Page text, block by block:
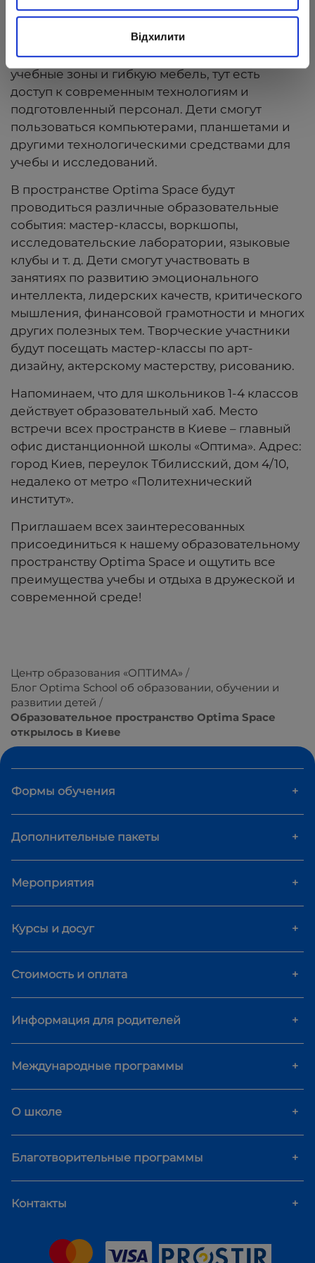
Відхилити
Space
Пространство включает разнообразные
учебные зоны и гибкую мебель, тут есть
доступ к современным технологиям и
подготовленный персонал. Дети смогут
пользоваться компьютерами, планшетами и
другими технологическими средствами для
учебы и исследований.
В пространстве Optima Space будут
проводиться различные образовательные
события: мастер-классы, воркшопы,
исследовательские лаборатории, языковые
клубы и т. д. Дети смогут участвовать в
занятиях по развитию эмоционального
интеллекта, лидерских качеств, критического
мышления, финансовой грамотности и многих
других полезных тем. Творческие участники
будут посещать мастер-классы по арт-
дизайну, актерскому мастерству, рисованию.
Напоминаем, что для школьников 1-4 классов
действует образовательный хаб. Место
встречи всех пространств в Киеве – главный
офис дистанционной школы «Оптима». Адрес:
город Киев, переулок Тбилисский, дом 4/10,
недалеко от метро «Политехнический
институт».
Приглашаем всех заинтересованных
присоединиться к нашему образовательному
пространству Optima Space и ощутить все
преимущества учебы и отдыха в дружеской и
современной среде!
Центр образования «ОПТИМА»
Блог Optima School об образовании, обучении и
развитии детей
Образовательное пространство Optima Space
открылось в Киеве
Формы обучения +
Дополнительные пакеты +
Мероприятия +
Курсы и досуг +
Стоимость и оплата +
Информация для родителей +
Международные программы +
О школе +
Благотворительные программы +
Контакты +